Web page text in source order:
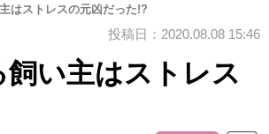
はストレスの元凶だった!?
投稿日：2020.08.08 15:46
い主はストレス